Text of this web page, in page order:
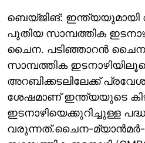
ബെയ്ജിങ്: ഇന്ത്യയുമായി
പുതിയ സാമ്പത്തിക
ചൈന. പടിഞ്ഞാറൻ
സാമ്പത്തിക
അറബിക്കടലിലേക്ക്
ശേഷമാണ് ഇന്ത്യയുടെ
ഇടനാഴിയെക്കുറിച്ചുള്ള
വരുന്നത്.ചൈന-മ്യാൻമർ-